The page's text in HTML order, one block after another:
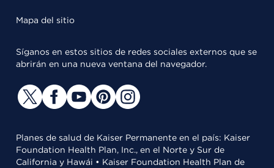
Mapa del sitio
Síganos en estos sitios de redes sociales externos que se
abrirán en una nueva ventana del navegador.
Planes de salud de Kaiser Permanente en el país: Kaiser
Foundation Health Plan, Inc., en el Norte y Sur de
California y Hawái • Kaiser Foundation Health Plan de